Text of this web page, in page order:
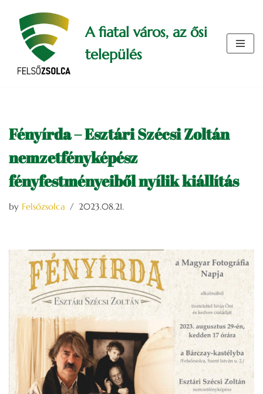
Skip
content
A fiatal város, az ősi
település
Fényírda – Esztári Szécsi Zoltán
nemzetfényképész
fényfestményeiből nyílik kiállítás
by Felsőzsolca 2023.08.21.